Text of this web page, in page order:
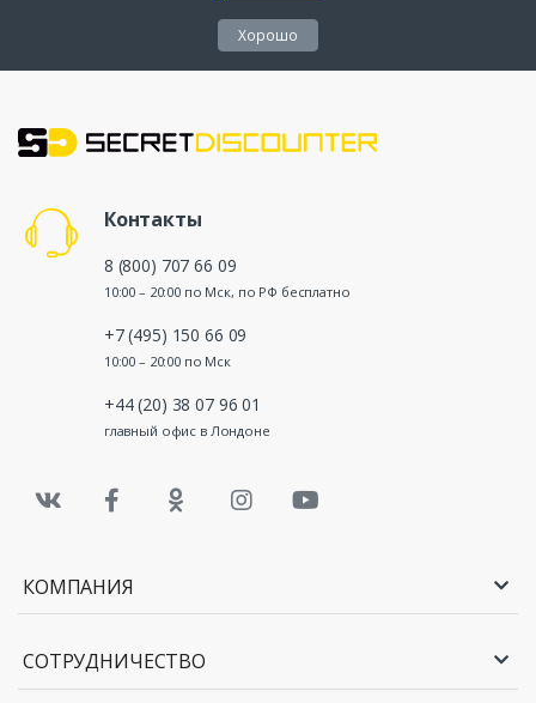
Хорошо
Контакты
8 (800) 707 66 09
10:00 – 20:00 по Мск, по РФ бесплатно
+7 (495) 150 66 09
10:00 – 20:00 по Мск
+44 (20) 38 07 96 01
главный офис в Лондоне
КОМПАНИЯ
СОТРУДНИЧЕСТВО